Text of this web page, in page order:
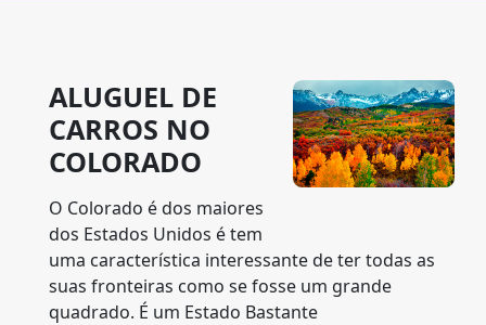
ALUGUEL DE
CARROS NO
COLORADO
O Colorado é dos maiores
dos Estados Unidos é tem
uma característica interessante de ter todas as
suas fronteiras como se fosse um grande
quadrado. É um Estado Bastante